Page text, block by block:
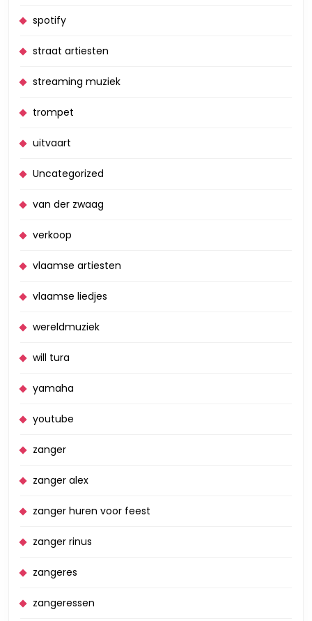
spotify
straat artiesten
streaming muziek
trompet
uitvaart
Uncategorized
van der zwaag
verkoop
vlaamse artiesten
vlaamse liedjes
wereldmuziek
will tura
yamaha
youtube
zanger
zanger alex
zanger huren voor feest
zanger rinus
zangeres
zangeressen